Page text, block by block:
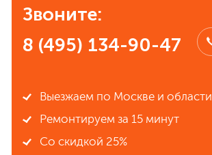
Звоните:
8 (495) 134-90-47
Выезжаем по Москве и области
Ремонтируем за 15 минут
Со скидкой 25%